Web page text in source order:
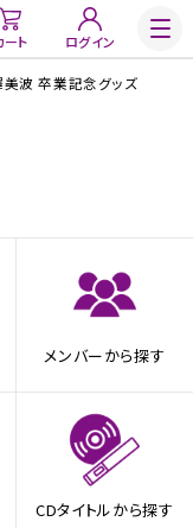
ート ログイン
美波 卒業記念グッズ
メンバーから探す
CDタイトルから探す